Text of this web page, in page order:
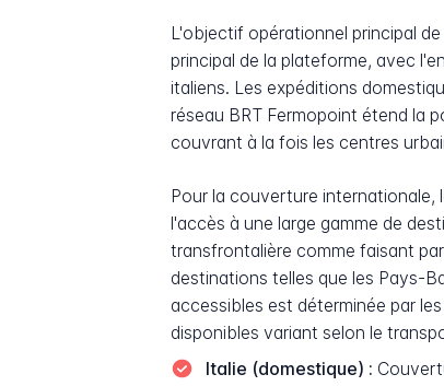
L'objectif opérationnel principal
principal de la plateforme, avec
italiens. Les expéditions
réseau BRT Fermopoint étend la
couvrant à la fois les centres
Pour la couverture internationale,
l'accès à une large gamme de
transfrontalière comme faisant
destinations telles que les Pays-
accessibles est déterminée par
disponibles variant selon le
Italie (domestique) :